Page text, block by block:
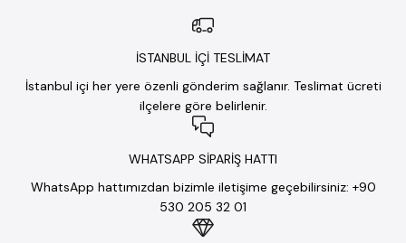
İSTANBUL İÇİ TESLİMAT
İstanbul içi her yere özenli gönderim sağlanır. Teslimat ücreti
ilçelere göre belirlenir.
WHATSAPP SİPARİŞ HATTI
WhatsApp hattımızdan bizimle iletişime geçebilirsiniz: +90
530 205 32 01